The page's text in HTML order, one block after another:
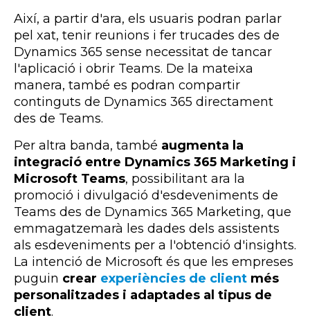
Així, a partir d'ara, els usuaris podran parlar
pel xat, tenir reunions i fer trucades des de
Dynamics 365 sense necessitat de tancar
l'aplicació i obrir Teams. De la mateixa
manera, també es podran compartir
continguts de Dynamics 365 directament
des de Teams.
Per altra banda, també augmenta la
integració entre Dynamics 365 Marketing i
Microsoft Teams, possibilitant ara la
promoció i divulgació d'esdeveniments de
Teams des de Dynamics 365 Marketing, que
emmagatzemarà les dades dels assistents
als esdeveniments per a l'obtenció d'insights.
La intenció de Microsoft és que les empreses
puguin crear experiències de client més
personalitzades i adaptades al tipus de
client.